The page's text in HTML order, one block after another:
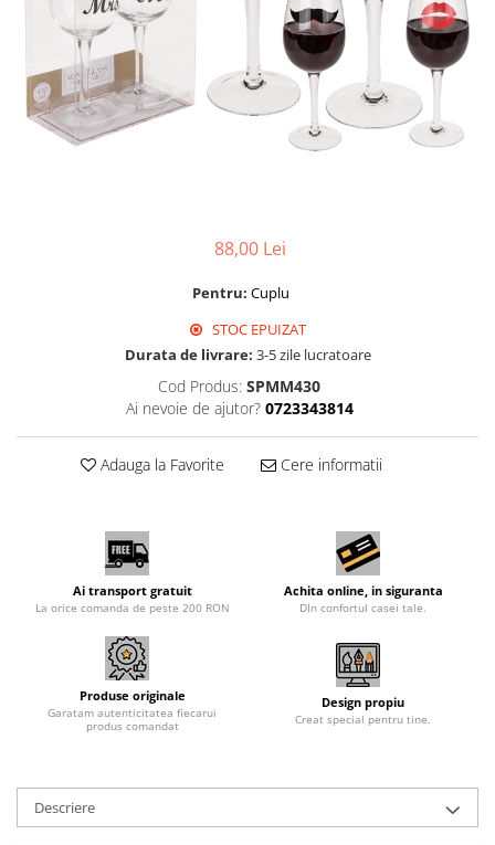
88,00 Lei
Pentru: Cuplu
STOC EPUIZAT
Durata de livrare: 3-5 zile lucratoare
Cod Produs: SPMM430
Ai nevoie de ajutor? 0723343814
Adauga la Favorite Cere informatii
Ai transport gratuit
La orice comanda de peste 200 RON
Achita online, in siguranta
DIn confortul casei tale.
Produse originale
Garatam autenticitatea fiecarui
produs comandat
Design propiu
Creat special pentru tine.
Descriere